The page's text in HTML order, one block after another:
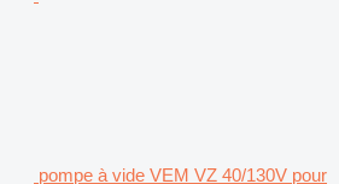
pompe à vide VEM VZ 40/130V pour